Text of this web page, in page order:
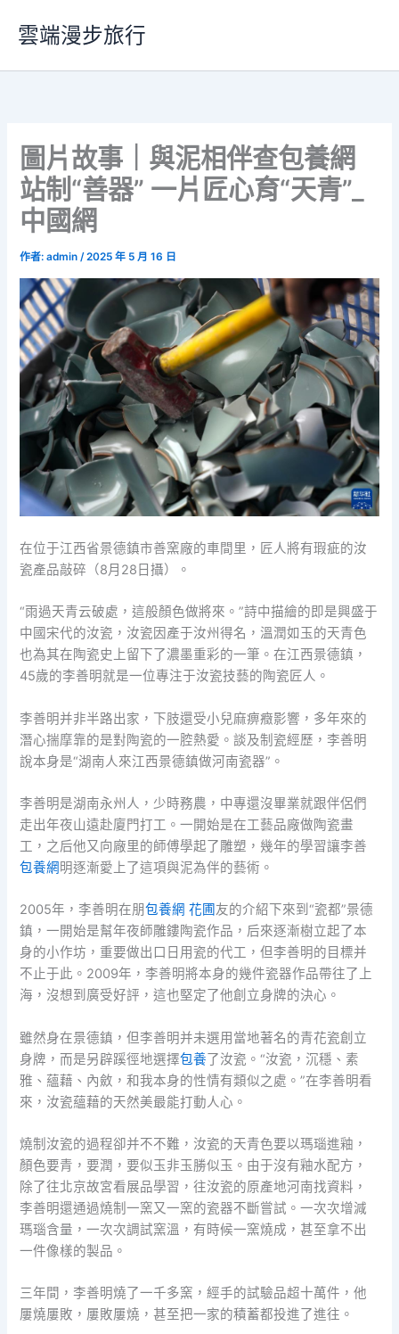
要
雲端漫步旅行
圖片故事｜與泥相伴查包養網
站制“善器” 一片匠心育“天青”_
中國網
作者:admin/2025 年 5 月 16 日
在位于江西省景德鎮市善窯廠的車間里，匠人將有瑕疵的汝
瓷產品敲碎（8月28日攝）。
“雨過天青云破處，這般顏色做將來。”詩中描繪的即是興盛于
中國宋代的汝瓷，汝瓷因產于汝州得名，溫潤如玉的天青色
也為其在陶瓷史上留下了濃墨重彩的一筆。在江西景德鎮，
45歲的李善明就是一位專注于汝瓷技藝的陶瓷匠人。
李善明并非半路出家，下肢還受小兒麻痹癥影響，多年來的
潛心揣摩靠的是對陶瓷的一腔熱愛。談及制瓷經歷，李善明
說本身是“湖南人來江西景德鎮做河南瓷器”。
李善明是湖南永州人，少時務農，中專還沒畢業就跟伴侶們
走出年夜山遠赴廈門打工。一開始是在工藝品廠做陶瓷畫
工，之后他又向廠里的師傅學起了雕塑，幾年的學習讓李善
包養網明逐漸愛上了這項與泥為伴的藝術。
2005年，李善明在朋包養網 花圃友的介紹下來到“瓷都”景德
鎮，一開始是幫年夜師雕鏤陶瓷作品，后來逐漸樹立起了本
身的小作坊，重要做出口日用瓷的代工，但李善明的目標并
不止于此。2009年，李善明將本身的幾件瓷器作品帶往了上
海，沒想到廣受好評，這也堅定了他創立身牌的決心。
雖然身在景德鎮，但李善明并未選用當地著名的青花瓷創立
身牌，而是另辟蹊徑地選擇包養了汝瓷。“汝瓷，沉穩、素
雅、蘊藉、內斂，和我本身的性情有類似之處。”在李善明看
來，汝瓷蘊藉的天然美最能打動人心。
燒制汝瓷的過程卻并不不難，汝瓷的天青色要以瑪瑙進釉，
顏色要青，要潤，要似玉非玉勝似玉。由于沒有釉水配方，
除了往北京故宮看展品學習，往汝瓷的原產地河南找資料，
李善明還通過燒制一窯又一窯的瓷器不斷嘗試。一次次增減
瑪瑙含量，一次次調試窯溫，有時候一窯燒成，甚至拿不出
一件像樣的製品。
三年間，李善明燒了一千多窯，經手的試驗品超十萬件，他
屢燒屢敗，屢敗屢燒，甚至把一家的積蓄都投進了進往。